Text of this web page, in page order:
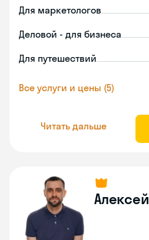
Для маркетологов
Деловой - для бизнеса
Для путешествий
Все услуги и цены (5)
Читать дальше
Алексей